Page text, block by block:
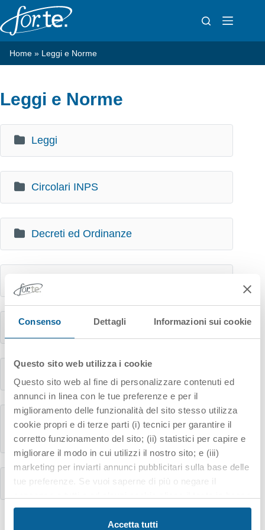
Consenso Dettagli Informazioni sui cookie
Questo sito web utilizza i cookie
Questo sito web al fine di personalizzare contenuti ed
annunci in linea con le tue preferenze e per il
miglioramento delle funzionalità del sito stesso utilizza
cookie propri e di terze parti (i) tecnici per garantire il
corretto funzionamento del sito; (ii) statistici per capire e
migliorare il modo in cui utilizzi il nostro sito; e (iii)
marketing per inviarti annunci pubblicitari sulla base delle
tue preferenze. Se vuoi saperne di più o negare il
"Personalizza". Chiudendo questo banner tramite il
pulsante in alto a destra “X” proseguirai nella navigazione
Accetta tutti
Salta
al
contenuto
Home » Leggi e Norme
Leggi e Norme
Leggi
Circolari INPS
Decreti ed Ordinanze
Circolari ANPAL
Sentenze
I Regolamenti Comunitari sugli aiuti di
Stato
Disposizioni Fondo For.Te.